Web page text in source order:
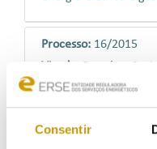
Consentir
Processo: 16/2015
Visada: Paxgás –
Natural de Beja, S.A.